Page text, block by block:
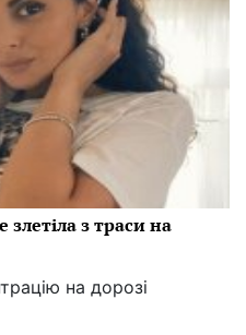
з траси на
на дорозі